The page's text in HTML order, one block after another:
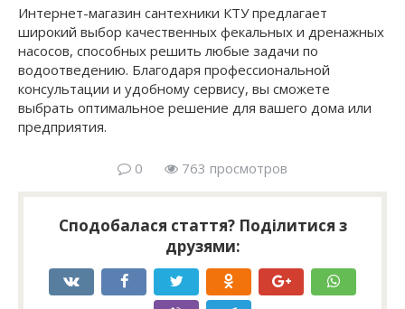
Интернет-магазин сантехники КТУ предлагает
широкий выбор качественных фекальных и дренажных
насосов, способных решить любые задачи по
водоотведению. Благодаря профессиональной
консультации и удобному сервису, вы сможете
выбрать оптимальное решение для вашего дома или
предприятия.
0 763 просмотров
Сподобалася стаття? Поділитися з
друзями: